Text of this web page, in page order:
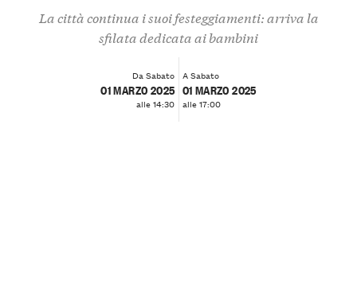
La città continua i suoi festeggiamenti: arriva la
sfilata dedicata ai bambini
Da Sabato
01 MARZO 2025
alle 14:30
A Sabato
01 MARZO 2025
alle 17:00